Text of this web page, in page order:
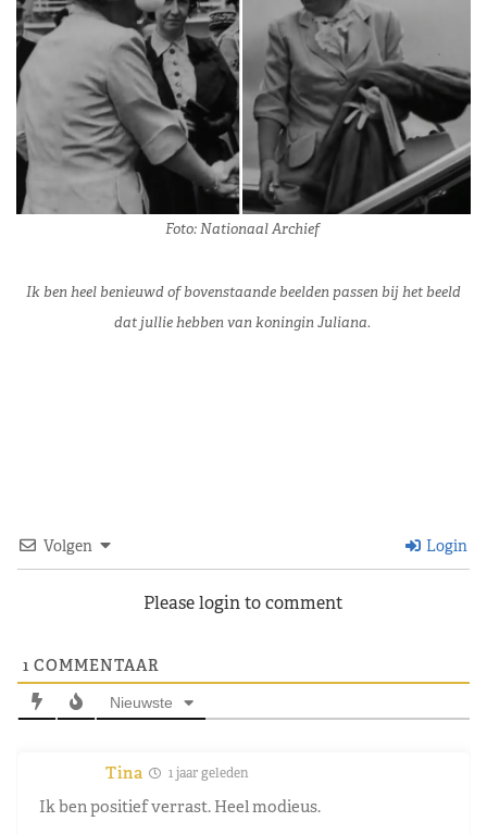
Foto: Nationaal Archief
Ik ben heel benieuwd of bovenstaande beelden passen bij het beeld
dat jullie hebben van koningin Juliana.
Volgen Login
Please login to comment
1 COMMENTAAR
Nieuwste
Tina 1 jaar geleden
Ik ben positief verrast. Heel modieus.